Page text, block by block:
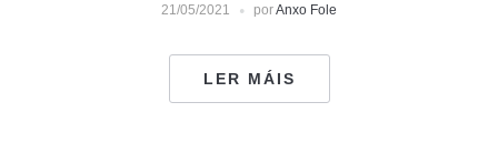
21/05/2021 porAnxo Fole
LER MÁIS